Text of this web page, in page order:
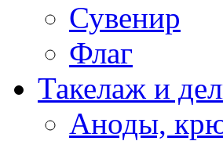
Сувенир
Флаг
Такелаж и
Аноды,